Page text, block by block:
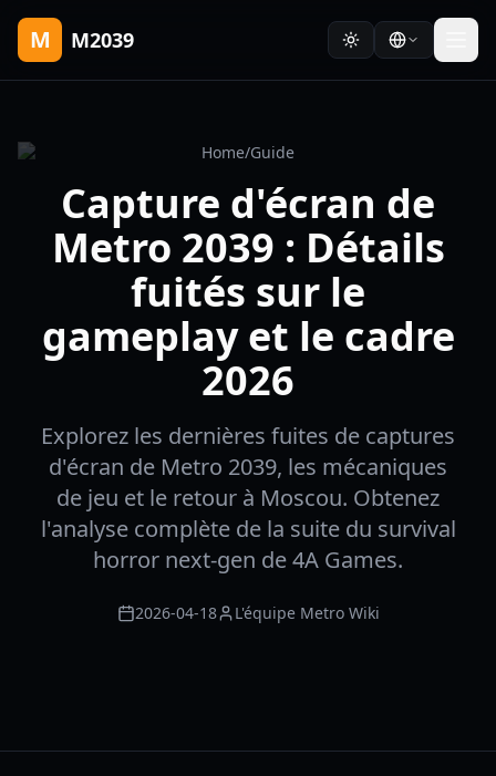
M M2039
Home/Guide
Capture d'écran de
Metro 2039 : Détails
fuités sur le
gameplay et le cadre
2026
Explorez les dernières fuites de captures
d'écran de Metro 2039, les mécaniques
de jeu et le retour à Moscou. Obtenez
l'analyse complète de la suite du survival
horror next-gen de 4A Games.
2026-04-18 L'équipe Metro Wiki